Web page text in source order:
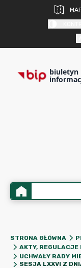
biuletyn
STRONA GŁÓWNA
AKTY,
UCHWAŁY RADY
SESJA LXXVI Z